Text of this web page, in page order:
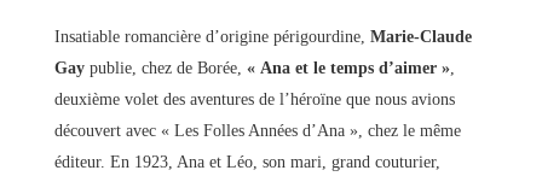
Insatiable romancière d’origine périgourdine, Marie-Claude
Gaypublie, chez de Borée, « Ana et le temps d’aimer »,
deuxième volet des aventures de l’héroïne que nous avions
découvert avec « Les Folles Années d’Ana », chez le même
éditeur. En 1923, Ana et Léo, son mari, grand couturier,